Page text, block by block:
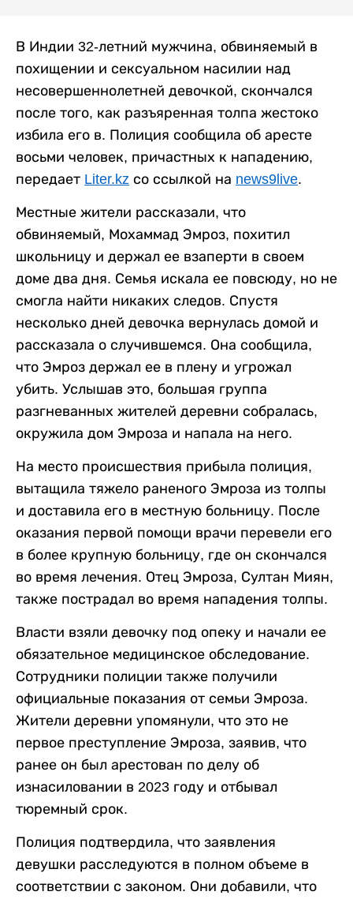
В Индии 32-летний мужчина, обвиняемый в
похищении и сексуальном насилии над
несовершеннолетней девочкой, скончался
после того, как разъяренная толпа жестоко
избила его в. Полиция сообщила об аресте
восьми человек, причастных к нападению,
передает Liter.kz со ссылкой на news9live.
Местные жители рассказали, что
обвиняемый, Мохаммад Эмроз, похитил
школьницу и держал ее взаперти в своем
доме два дня. Семья искала ее повсюду, но не
смогла найти никаких следов. Спустя
несколько дней девочка вернулась домой и
рассказала о случившемся. Она сообщила,
что Эмроз держал ее в плену и угрожал
убить. Услышав это, большая группа
разгневанных жителей деревни собралась,
окружила дом Эмроза и напала на него.
На место происшествия прибыла полиция,
вытащила тяжело раненого Эмроза из толпы
и доставила его в местную больницу. После
оказания первой помощи врачи перевели его
в более крупную больницу, где он скончался
во время лечения. Отец Эмроза, Султан Миян,
также пострадал во время нападения толпы.
Власти взяли девочку под опеку и начали ее
обязательное медицинское обследование.
Сотрудники полиции также получили
официальные показания от семьи Эмроза.
Жители деревни упомянули, что это не
первое преступление Эмроза, заявив, что
ранее он был арестован по делу об
изнасиловании в 2023 году и отбывал
тюремный срок.
Полиция подтвердила, что заявления
девушки расследуются в полном объеме в
соответствии с законом. Они добавили, что